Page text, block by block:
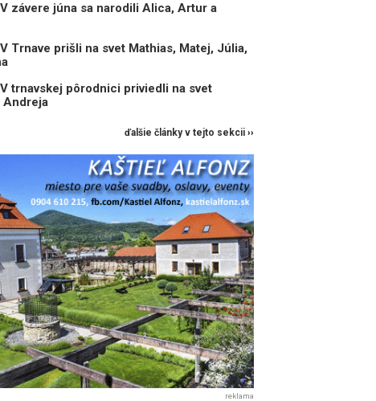
V závere júna sa narodili Alica, Artur a
Trnave prišli na svet Mathias, Matej, Júlia,
V trnavskej pôrodnici priviedli na svet
Andreja
ďalšie články v tejto sekcii ››
reklama